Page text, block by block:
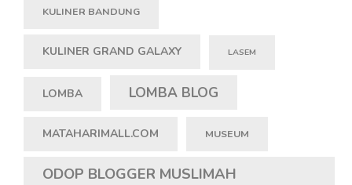
KULINER BANDUNG
KULINER GRAND GALAXY LASEM
LOMBA LOMBA BLOG
MATAHARIMALL.COM MUSEUM
ODOP BLOGGER MUSLIMAH